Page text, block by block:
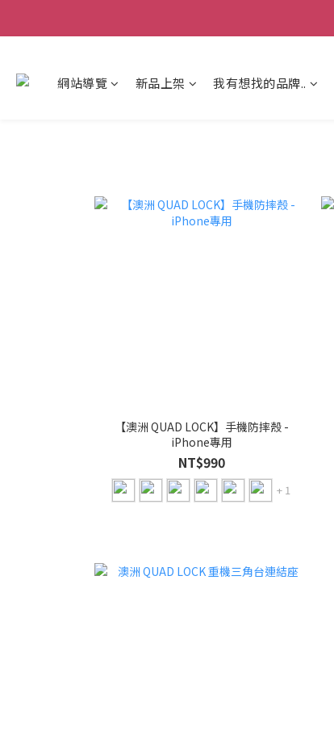
網站導覽 新品上架 我有想找的品牌..
【澳洲 QUAD LOCK】手機防摔殼 -
iPhone專用
NT$990
+ 1